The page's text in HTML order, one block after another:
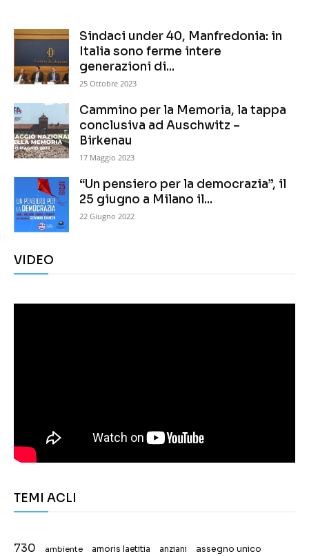
Sindaci under 40, Manfredonia: in
Italia sono ferme intere
generazioni di...
25 Ottobre 2023
Cammino per la Memoria, la tappa
conclusiva ad Auschwitz –
Birkenau
17 Maggio 2023
“Un pensiero per la democrazia”, il
25 giugno a Milano il...
22 Giugno 2022
VIDEO
TEMI ACLI
730 ambiente amoris laetitia anziani assegno unico